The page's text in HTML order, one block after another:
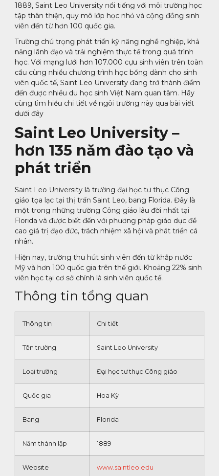
1889, Saint Leo University nổi tiếng với môi trường học
tập thân thiện, quy mô lớp học nhỏ và cộng đồng sinh
viên đến từ hơn 100 quốc gia.
Trường chú trọng phát triển kỹ năng nghề nghiệp, khả
năng lãnh đạo và trải nghiệm thực tế trong quá trình
học. Với mạng lưới hơn 107.000 cựu sinh viên trên toàn
cầu cùng nhiều chương trình học bổng dành cho sinh
viên quốc tế, Saint Leo University đang trở thành điểm
đến được nhiều du học sinh Việt Nam quan tâm. Hãy
cùng tìm hiểu chi tiết về ngôi trường này qua bài viết
dưới đây
Saint Leo University –
hơn 135 năm đào tạo và
phát triển
Saint Leo University là trường đại học tư thục Công
giáo tọa lạc tại thị trấn Saint Leo, bang Florida. Đây là
một trong những trường Công giáo lâu đời nhất tại
Florida và được biết đến với phương pháp giáo dục đề
cao giá trị đạo đức, trách nhiệm xã hội và phát triển cá
nhân.
Hiện nay, trường thu hút sinh viên đến từ khắp nước
Mỹ và hơn 100 quốc gia trên thế giới. Khoảng 22% sinh
viên học tại cơ sở chính là sinh viên quốc tế.
Thông tin tổng quan
Thông tin Chi tiết
Tên trường Saint Leo University
Loại trường Đại học tư thục Công giáo
Quốc gia Hoa Kỳ
Bang Florida
Năm thành lập 1889
Website www.saintleo.edu